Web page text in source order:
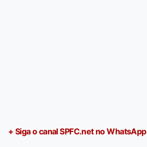
+ Siga o canal SPFC.net no WhatsApp